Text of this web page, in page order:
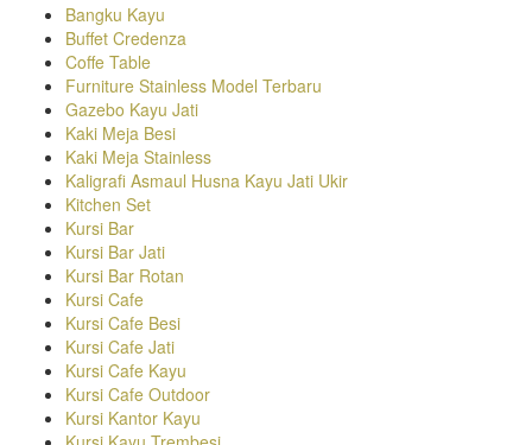
Bangku Kayu
Buffet Credenza
Coffe Table
Furniture Stainless Model Terbaru
Gazebo Kayu Jati
Kaki Meja Besi
Kaki Meja Stainless
Kaligrafi Asmaul Husna Kayu Jati Ukir
Kitchen Set
Kursi Bar
Kursi Bar Jati
Kursi Bar Rotan
Kursi Cafe
Kursi Cafe Besi
Kursi Cafe Jati
Kursi Cafe Kayu
Kursi Cafe Outdoor
Kursi Kantor Kayu